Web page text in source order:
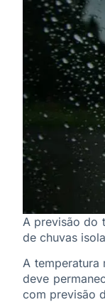
A previsão do
de chuvas
A temperatura
deve
com previsão